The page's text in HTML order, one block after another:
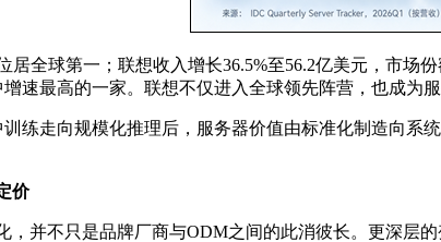
居全球第一；联想收入增长36.5%至56.2亿美元，市
速最高的一家。联想不仅进入全球领先阵营，也成为
练走向规模化推理后，服务器价值由标准化制造向系
价
，并不只是品牌厂商与ODM之间的此消彼长。更深层